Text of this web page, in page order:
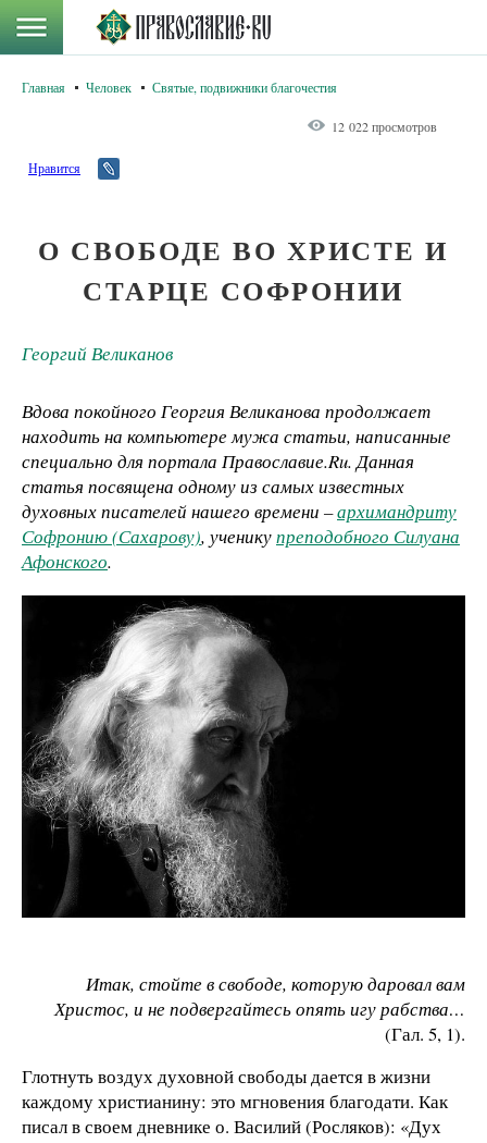
Главная Человек Святые, подвижники благочестия
12 022 просмотров
Нравится
О СВОБОДЕ ВО ХРИСТЕ И
СТАРЦЕ СОФРОНИИ
Георгий Великанов
Вдова покойного Георгия Великанова продолжает
находить на компьютере мужа статьи, написанные
специально для портала Православие.Ru. Данная
статья посвящена одному из самых известных
духовных писателей нашего времени –архимандриту
Софронию (Сахарову), ученикупреподобного Силуана
Афонского.
Итак, стойте в свободе, которую даровал вам
Христос, и не подвергайтесь опять игу рабства…
(Гал. 5, 1).
Глотнуть воздух духовной свободы дается в жизни
каждому христианину: это мгновения благодати. Как
писал в своем дневнике о. Василий (Росляков): «Дух